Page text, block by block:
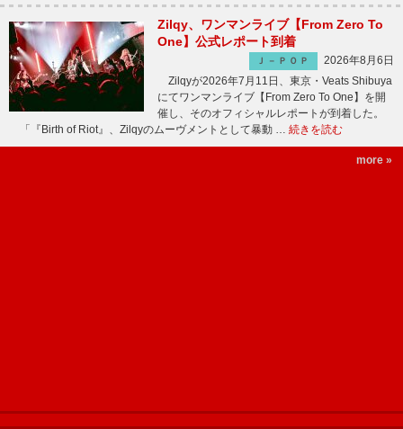
Zilqy、ワンマンライブ【From Zero To
One】公式レポート到着
Ｊ－ＰＯＰ
2026年8月6日
Zilqyが2026年7月11日、東京・Veats Shibuya
にてワンマンライブ【From Zero To One】を開
催し、そのオフィシャルレポートが到着した。
「『Birth of Riot』、Zilqyのムーヴメントとして暴動 … 続きを読む
more »